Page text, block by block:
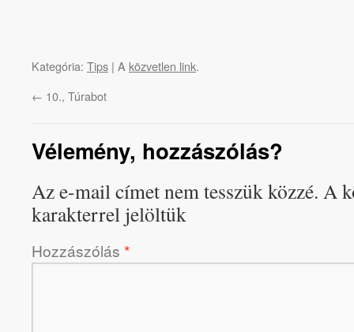
Kategória: Tips | A közvetlen link.
← 10., Túrabot
Vélemény, hozzászólás?
Az e-mail címet nem tesszük közzé. A
karakterrel jelöltük
Hozzászólás *